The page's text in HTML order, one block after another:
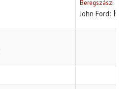
Beregszászi
John Ford Kár,